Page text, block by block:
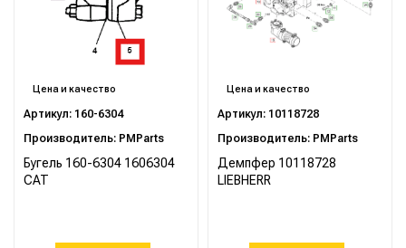
Цена и качество
Артикул: 160-6304
Производитель: PMParts
Бугель 160-6304 1606304
CAT
Цена и качество
Артикул: 10118728
Производитель: PMParts
Демпфер 10118728
LIEBHERR